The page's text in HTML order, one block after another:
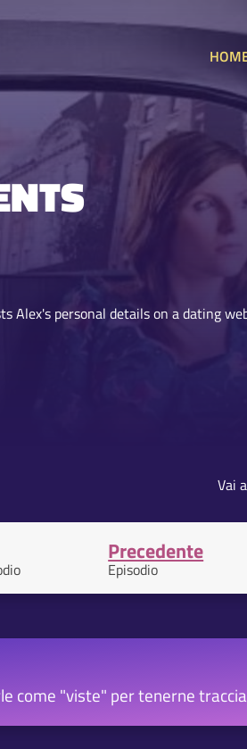
Alex's personal details on a dating
Vai
Precedente
Episodio
come "viste" per tenerne